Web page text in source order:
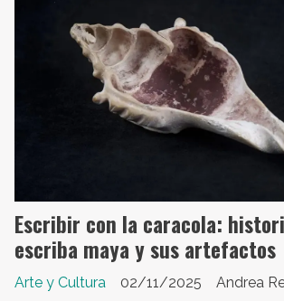
Escribir con la caracola:
escriba maya y sus artefactos
Andrea
Arte y Cultura
02/11/2025